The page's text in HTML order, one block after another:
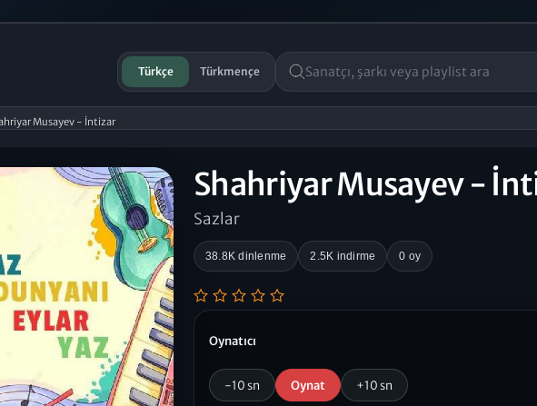
Türkçe Türkmençe
Musayev - İntizar
Shahriyar Musayev -
Sazlar
38.8K dinlenme 2.5K indirme 0 oy
Oynatıcı
-10 sn Oynat +10 sn